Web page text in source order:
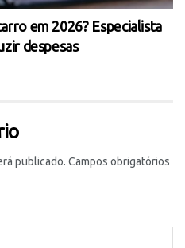
em 2026? Especialista
despesas
publicado. Campos obrigatórios